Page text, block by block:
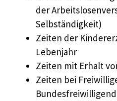
der
Selbständigkeit)
Zeiten der
Lebenjahr
Zeiten mit Erhalt
Zeiten bei